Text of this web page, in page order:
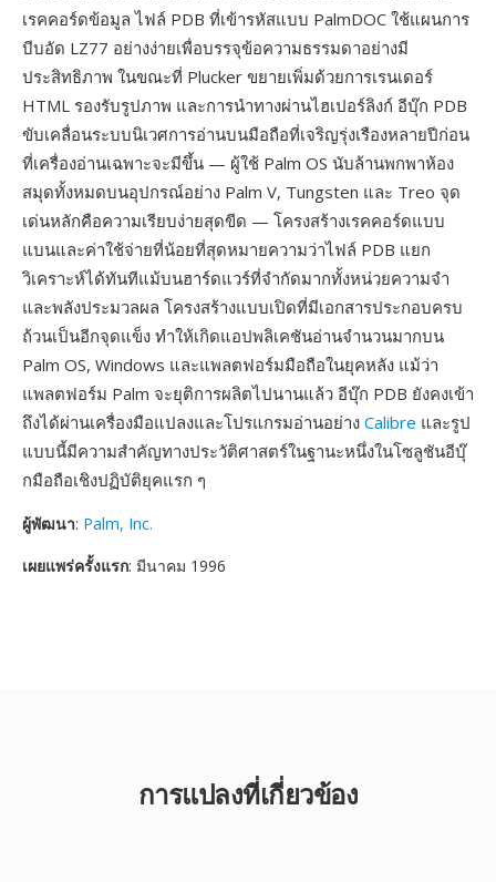
เรคคอร์ดข้อมูล ไฟล์ PDB ที่เข้ารหัสแบบ PalmDOC ใช้แผนการ
บีบอัด LZ77 อย่างง่ายเพื่อบรรจุข้อความธรรมดาอย่างมี
ประสิทธิภาพ ในขณะที่ Plucker ขยายเพิ่มด้วยการเรนเดอร์
HTML รองรับรูปภาพ และการนำทางผ่านไฮเปอร์ลิงก์ อีบุ๊ก PDB
ขับเคลื่อนระบบนิเวศการอ่านบนมือถือที่เจริญรุ่งเรืองหลายปีก่อน
ที่เครื่องอ่านเฉพาะจะมีขึ้น — ผู้ใช้ Palm OS นับล้านพกพาห้อง
สมุดทั้งหมดบนอุปกรณ์อย่าง Palm V, Tungsten และ Treo จุด
เด่นหลักคือความเรียบง่ายสุดขีด — โครงสร้างเรคคอร์ดแบบ
แบนและค่าใช้จ่ายที่น้อยที่สุดหมายความว่าไฟล์ PDB แยก
วิเคราะห์ได้ทันทีแม้บนฮาร์ดแวร์ที่จำกัดมากทั้งหน่วยความจำ
และพลังประมวลผล โครงสร้างแบบเปิดที่มีเอกสารประกอบครบ
ถ้วนเป็นอีกจุดแข็ง ทำให้เกิดแอปพลิเคชันอ่านจำนวนมากบน
Palm OS, Windows และแพลตฟอร์มมือถือในยุคหลัง แม้ว่า
แพลตฟอร์ม Palm จะยุติการผลิตไปนานแล้ว อีบุ๊ก PDB ยังคงเข้า
ถึงได้ผ่านเครื่องมือแปลงและโปรแกรมอ่านอย่าง Calibre และรูป
แบบนี้มีความสำคัญทางประวัติศาสตร์ในฐานะหนึ่งในโซลูชันอีบุ๊
กมือถือเชิงปฏิบัติยุคแรก ๆ
ผู้พัฒนา: Palm, Inc.
เผยแพร่ครั้งแรก: มีนาคม 1996
การแปลงที่เกี่ยวข้อง